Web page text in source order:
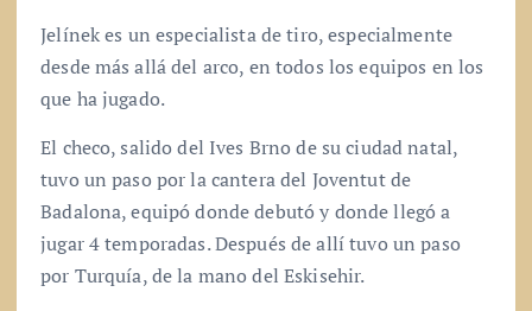
Jelínek es un especialista de tiro, especialmente
desde más allá del arco, en todos los equipos en los
que ha jugado.
El checo, salido del Ives Brno de su ciudad natal,
tuvo un paso por la cantera del Joventut de
Badalona, equipó donde debutó y donde llegó a
jugar 4 temporadas. Después de allí tuvo un paso
por Turquía, de la mano del Eskisehir.